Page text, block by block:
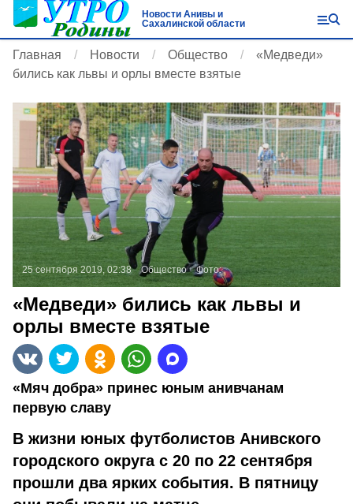
Новости Анивы и
Сахалинской области
Главная Новости Общество
«Медведи»
бились как львы и орлы вместе взятые
25 сентября 2019, 02:38 Общество Фото:
«Медведи» бились как львы и
орлы вместе взятые
«Мяч добра» принес юным анивчанам
первую славу
В жизни юных футболистов Анивского
городского округа с 20 по 22 сентября
прошли два ярких события. В пятницу